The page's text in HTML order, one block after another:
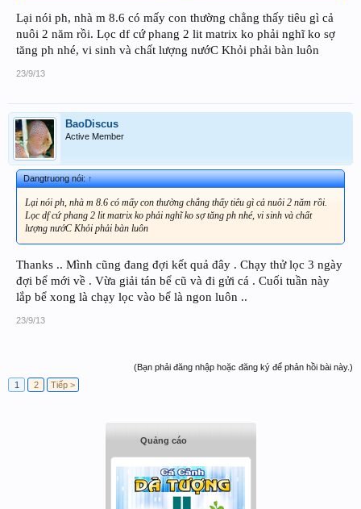
Lại nói ph, nhà m 8.6 có mấy con thường chẳng thấy tiêu gì cả
nuôi 2 năm rồi. Lọc df cứ phang 2 lit matrix ko phải nghĩ ko sợ
tăng ph nhé, vi sinh và chất lượng nướC Khỏi phải bàn luôn
23/9/13
BaoDiscus
Active Member
Dangtruong nói:↑
Lại nói ph, nhà m 8.6 có mấy con thường chẳng thấy tiêu gì cả nuôi 2 năm rồi.
Lọc df cứ phang 2 lit matrix ko phải nghĩ ko sợ tăng ph nhé, vi sinh và chất
lượng nướC Khỏi phải bàn luôn
Thanks .. Mình cũng đang đợi kết quả đây . Chạy thử lọc 3 ngày
đợi bể mới về . Vừa giải tán bể cũ và đi gửi cá . Cuối tuần này
lắp bể xong là chạy lọc vào bể là ngon luôn ..
23/9/13
(Bạn phải đăng nhập hoặc đăng ký để phản hồi bài này.)
1
2 Tiếp >
Quảng cáo